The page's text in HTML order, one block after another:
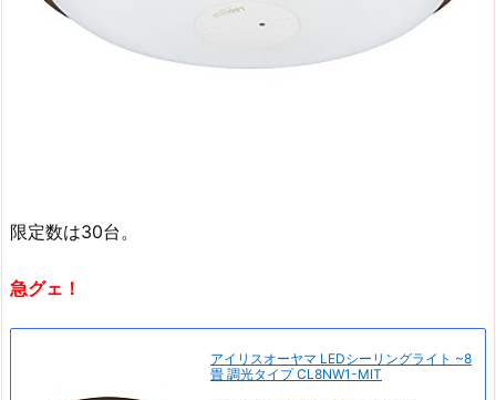
限定数は30台。
急グェ！
アイリスオーヤマ LEDシーリングライト ~8
畳 調光タイプ CL8NW1-MIT